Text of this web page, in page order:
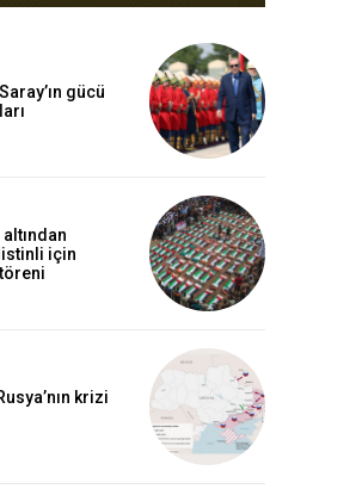
gücü
altından
için
krizi